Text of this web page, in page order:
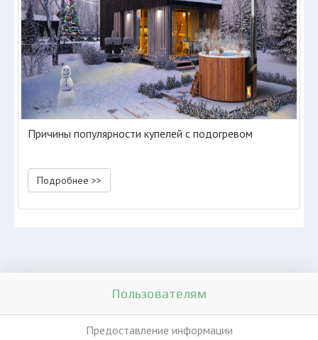
Причины популярности купелей с подогревом
Подробнее >>
Пользователям
Предоставление информации